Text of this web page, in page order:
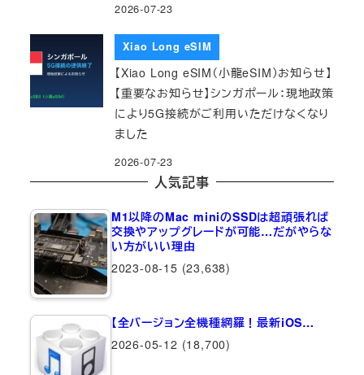
2026-07-23
Xiao Long eSIM
【Xiao Long eSIM（小龍eSIM）お知らせ】
【重要なお知らせ】シンガポール：現地政策
により5G接続がご利用いただけなくなり
ました
2026-07-23
人気記事
M1以降のMac miniのSSDは超頑張れば
交換やアップグレードが可能…だがやらな
い方がいい理由
2023-08-15 (23,638)
【全バージョン全機種網羅！最新iOS…
2026-05-12 (18,700)